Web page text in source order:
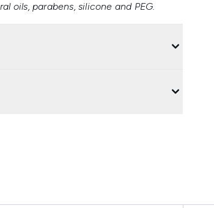
oils, parabens, silicone and PEG.